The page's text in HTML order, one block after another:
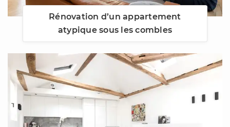
Rénovation d’un appartement
atypique sous les combles